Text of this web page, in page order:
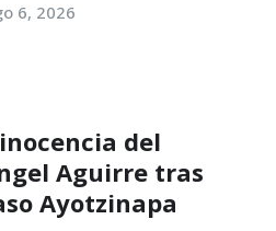
6, 2026
del
Aguirre tras
Ayotzinapa